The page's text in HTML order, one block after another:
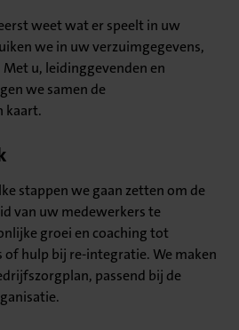
weet wat er speelt in uw
we in uw verzuimgegevens,
u, leidinggevenden en
we samen de
kaart.
stappen we gaan zetten om de
van uw medewerkers te
groei en coaching tot
hulp bij re-integratie. We maken
passend bij de